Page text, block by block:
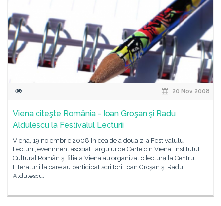
20 Nov 2008
Viena citeşte România - Ioan Groşan şi Radu
Aldulescu la Festivalul Lecturii
Viena, 19 noiembrie 2008 In cea de a doua zi a Festivalului
Lecturii, eveniment asociat Târgului de Carte din Viena, Institutul
Cultural Român şi filiala Viena au organizat o lectură la Centrul
Literaturii la care au participat scriitorii Ioan Groşan şi Radu
Aldulescu.